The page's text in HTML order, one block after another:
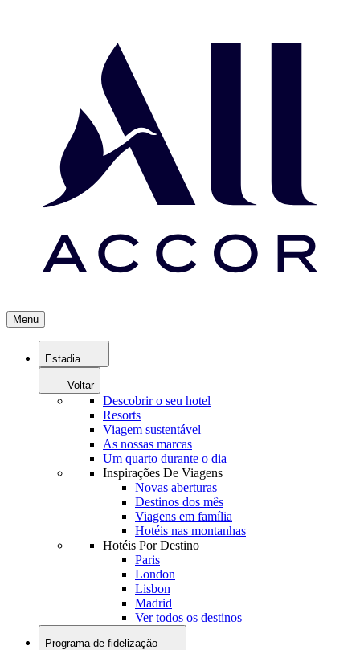
Menu
Estadia
Voltar
Descobrir o seu hotel
Resorts
Viagem sustentável
As nossas marcas
Um quarto durante o dia
Inspirações De Viagens
Novas aberturas
Destinos dos mês
Viagens em família
Hotéis nas montanhas
Hotéis Por Destino
Paris
London
Lisbon
Madrid
Ver todos os destinos
Programa de fidelização